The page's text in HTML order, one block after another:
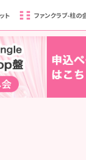
ト ファンクラブ-柱の